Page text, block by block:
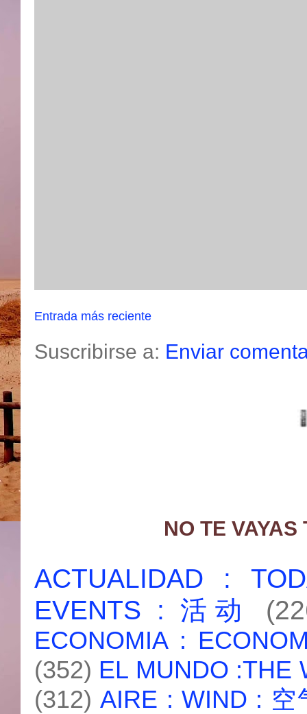
Entrada más reciente
Suscribirse a: Enviar
NO TE
ACTUALIDAD :
EVENTS : 活动
ECONOMIA :
(352) EL MUNDO :THE
(312) AIRE : WIND : 空